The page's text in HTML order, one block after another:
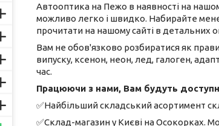
Автооптика на Пежо в наявності на
можливо легко і швидко. Набирайте
прочитати на нашому сайті в детальних
Вам не обов'язково розбиратися як
випуску, ксенон, неон, лед, галоген,
час.
Працюючи з нами, Вам будуть
✅Найбільший складський асортимент
✅Склад-магазин у Києві на Осокорках.